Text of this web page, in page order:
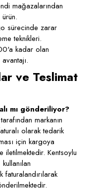
mağazalarından
sürecinde zarar
teknikleri.
kadar olan
ve Teslimat
mı gönderiliyor?
markanın
olarak tedarik
için kargoya
iletilmektedir. Kentsoylu